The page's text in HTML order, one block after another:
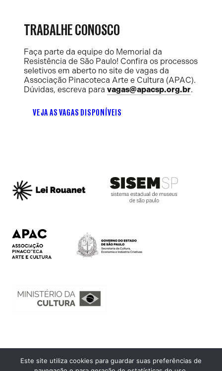
TRABALHE CONOSCO
Faça parte da equipe do Memorial da
Resistência de São Paulo! Confira os processos
seletivos em aberto no site de vagas da
Associação Pinacoteca Arte e Cultura (APAC).
Dúvidas, escreva para vagas@apacsp.org.br.
VEJA AS VAGAS DISPONÍVEIS
Ouvidoria
Este site utiliza cookies para guardar suas preferências de